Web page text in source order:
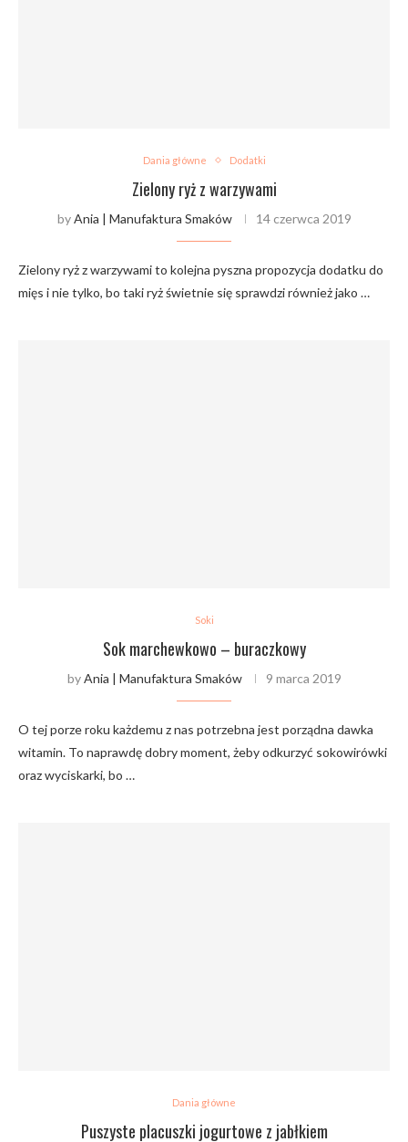
Dania główne Dodatki
Zielony ryż z warzywami
byAnia | Manufaktura Smaków 14 czerwca 2019
Zielony ryż z warzywami to kolejna pyszna propozycja dodatku do
mięs i nie tylko, bo taki ryż świetnie się sprawdzi również jako …
Soki
Sok marchewkowo – buraczkowy
byAnia | Manufaktura Smaków 9 marca 2019
O tej porze roku każdemu z nas potrzebna jest porządna dawka
witamin. To naprawdę dobry moment, żeby odkurzyć sokowirówki
oraz wyciskarki, bo …
Dania główne
Puszyste placuszki jogurtowe z jabłkiem